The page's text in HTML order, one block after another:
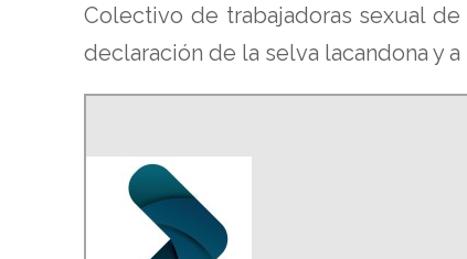
Colectivo de trabajadoras sexual
declaración de la selva lacandona y a